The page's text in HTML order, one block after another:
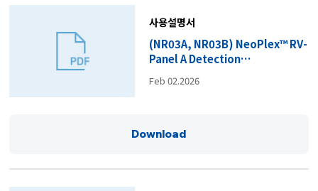
사용설명서
(NR03A, NR03B) NeoPlex™ RV-
Panel A Detection
Feb 02.2026
Download